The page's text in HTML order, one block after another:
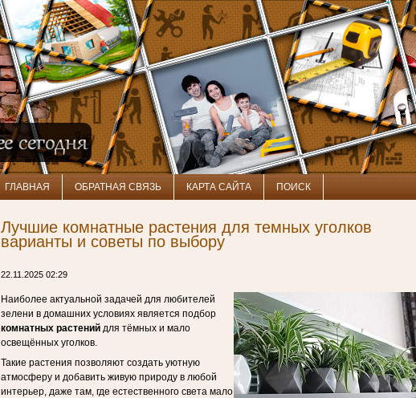
ГЛАВНАЯ ОБРАТНАЯ СВЯЗЬ КАРТА САЙТА ПОИСК
Лучшие комнатные растения для темных уголков
варианты и советы по выбору
22.11.2025 02:29
Наиболее актуальной задачей для любителей
зелени в домашних условиях является подбор
комнатных растений для тёмных и мало
освещённых уголков.
Такие растения позволяют создать уютную
атмосферу и добавить живую природу в любой
интерьер, даже там, где естественного света мало